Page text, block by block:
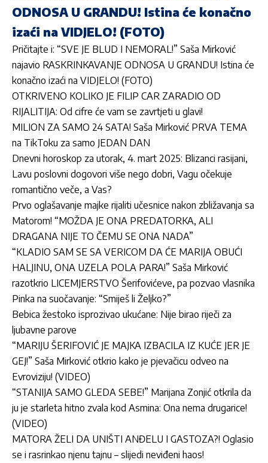
ODNOSA U GRANDU! Istina će konačno
izaći na VIDJELO! (FOTO)
Pričitajte i: “SVE JE BLUD I NEMORAL!” Saša Mirković
najavio RASKRINKAVANJE ODNOSA U GRANDU! Istina će
konačno izaći na VIDJELO! (FOTO)
OTKRIVENO KOLIKO JE FILIP CAR ZARADIO OD
RIJALITIJA: Od cifre će vam se zavrtjeti u glavi!
MILION ZA SAMO 24 SATA! Saša Mirković PRVA TEMA
na TikToku za samo JEDAN DAN
Dnevni horoskop za utorak, 4. mart 2025: Blizanci rasijani,
Lavu poslovni dogovori više nego dobri, Vagu očekuje
romantično veče, a Vas?
Prvo oglašavanje majke rijaliti učesnice nakon zbližavanja sa
Matorom! “MOŽDA JE ONA PREDATORKA, ALI
DRAGANA NIJE TO ČEMU SE ONA NADA”
“KLADIO SAM SE SA VERICOM DA ĆE MARIJA OBUĆI
HALJINU, ONA UZELA POLA PARA!” Saša Mirković
razotkrio LICEMJERSTVO Šerifovićeve, pa pozvao vlasnika
Pinka na suočavanje: “Smiješ li Željko?”
Bebica žestoko isprozivao ukućane: Nije birao riječi za
ljubavne parove
“MARIJU ŠERIFOVIĆ JE MAJKA IZBACILA IZ KUĆE JER JE
GEJ!” Saša Mirković otkrio kako je pjevačicu odveo na
Evroviziju! (VIDEO)
“STANIJA SAMO GLEDA SEBE!” Marijana Zonjić otkrila da
ju je starleta hitno zvala kod Asmina: Ona nema drugarice!
(VIDEO)
MATORA ŽELI DA UNIŠTI ANĐELU I GASTOZA?! Oglasio
se i rasrinkao njenu tajnu – slijedi neviđeni haos!